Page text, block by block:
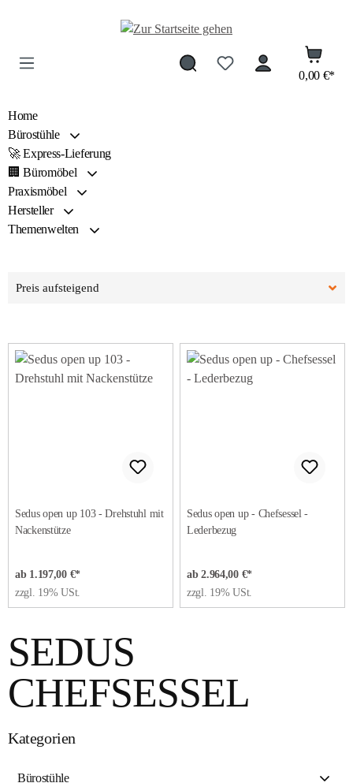
Zum Hauptinhalt springen
0,00 €*
Home
Bürostühle
🚀 Express-Lieferung
🏢 Büromöbel
Praxismöbel
Hersteller
Themenwelten
Kategorien
Bürostühle
SEDUS
CHEFSESSEL
Sedus open up 103 - Drehstuhl mit
Nackenstütze
ab 1.197,00 €*
zzgl. 19% USt.
Sedus open up - Chefsessel -
Lederbezug
ab 2.964,00 €*
zzgl. 19% USt.